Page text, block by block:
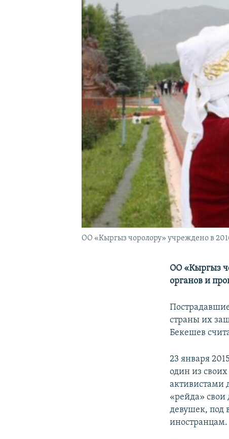
ОО «Кыргыз чоролору» учреждено в
ОО «Кыргыз
органов и
страны их
Бекешев
23 января
один из
активистами
«рейда» свои
девушек, под
иностранцам.